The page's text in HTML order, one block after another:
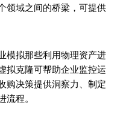
领域之间的桥梁，可提供
模拟那些利用物理资产进
拟克隆可帮助企业监控运
购决策提供洞察力、制定
程。